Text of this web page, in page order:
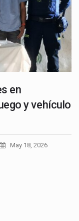
en
y vehículo
May 18, 2026